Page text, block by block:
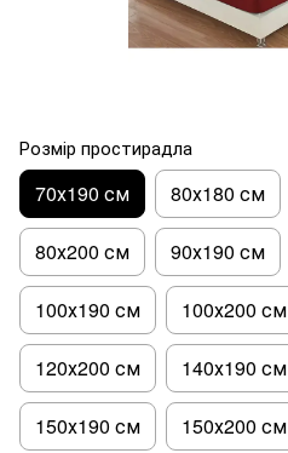
Розмір простирадла
70х190 см 80х180 см
80х200 см 90х190 см
100х190 см 100х200 см
120х200 см 140х190 см
150х190 см 150х200 см